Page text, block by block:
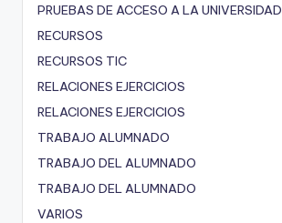
PRUEBAS DE ACCESO A LA UNIVERSIDAD
RECURSOS
RECURSOS TIC
RELACIONES EJERCICIOS
RELACIONES EJERCICIOS
TRABAJO ALUMNADO
TRABAJO DEL ALUMNADO
TRABAJO DEL ALUMNADO
VARIOS